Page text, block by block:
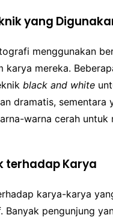
yang
menggunakan
karya mereka.
black and white
dramatis, sementara
warna cerah untuk
terhadap Karya
karya-karya
Banyak pengunjung